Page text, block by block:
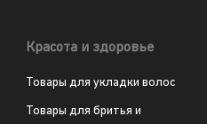
Красота и здоровье
Товары для укладки волос
Товары для бритья и